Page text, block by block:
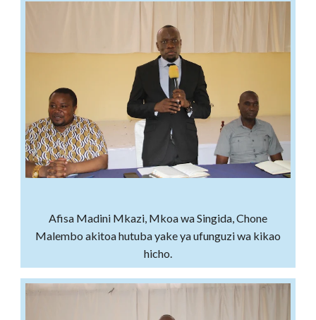
Afisa Madini Mkazi, Mkoa wa Singida, Chone
Malembo akitoa hutuba yake ya ufunguzi wa kikao
hicho.